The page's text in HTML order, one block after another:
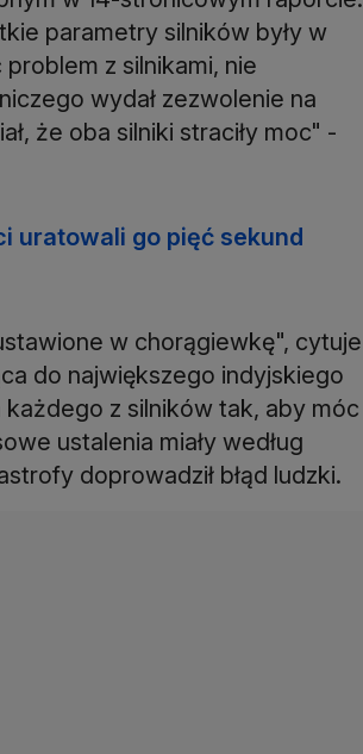
parametry silników były w
z silnikami, nie
wydał zezwolenie na
że oba silniki straciły moc" -
uratowali go pięć sekund
w chorągiewkę", cytuje
do największego indyjskiego
z silników tak, aby móc
ustalenia miały według
doprowadził błąd ludzki.